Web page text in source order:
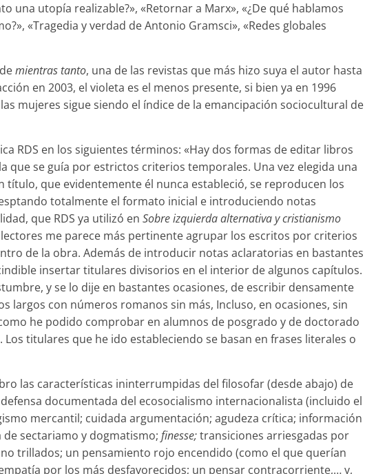
una utopía realizable?», «Retornar a Marx», «¿De qué hablamos
«Tragedia y verdad de Antonio Gramsci», «Redes globales
mientras tanto, una de las revistas que más hizo suya el autor hasta
en 2003, el violeta es el menos presente, si bien ya en 1996
mujeres sigue siendo el índice de la emancipación sociocultural de
RDS en los siguientes términos: «Hay dos formas de editar libros
que se guía por estrictos criterios temporales. Una vez elegida una
que evidentemente él nunca estableció, se reproducen los
totalmente el formato inicial e introduciendo notas
que RDS ya utilizó en Sobre izquierda alternativa y cristianismo
me parece más pertinente agrupar los escritos por criterios
de la obra. Además de introducir notas aclaratorias en bastantes
insertar titulares divisorios en el interior de algunos capítulos.
y se lo dije en bastantes ocasiones, de escribir densamente
largos con números romanos sin más, Incluso, en ocasiones, sin
he podido comprobar en alumnos de posgrado y de doctorado
titulares que he ido estableciendo se basan en frases literales o
las características ininterrumpidas del filosofar (desde abajo) de
documentada del ecosocialismo internacionalista (incluido el
mercantil; cuidada argumentación; agudeza crítica; información
sectariamo y dogmatismo; finesse;transiciones arriesgadas por
trillados; un pensamiento rojo encendido (como el que querían
por los más desfavorecidos; un pensar contracorriente,… y,